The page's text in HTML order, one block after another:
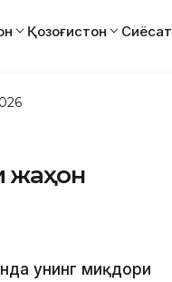
Қозоғистон Сиёсат
жаҳон
унинг миқдори